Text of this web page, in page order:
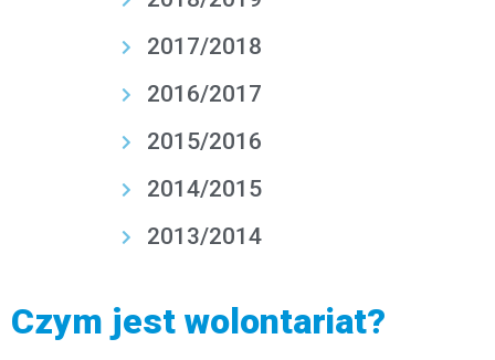
2017/2018
2016/2017
2015/2016
2014/2015
2013/2014
Czym jest wolontariat?